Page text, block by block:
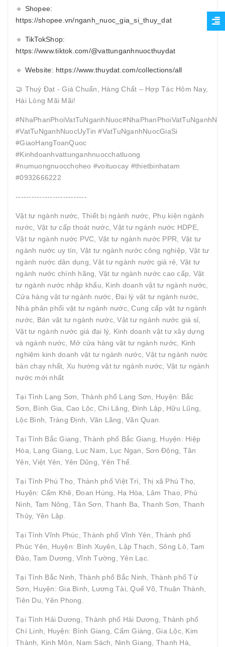
🔹 Shopee:
https://shopee.vn/nganh_nuoc_gia_si_thuy_dat
🔹 TikTokShop:
https://www.tiktok.com/@vattunganhnuocthuydat
🔹 Website: https://www.thuydat.com/collections/all
🤝 Thuý Đạt - Giá Chuẩn, Hàng Chất – Hợp Tác Hôm Nay,
Hài Lòng Mãi Mãi!
#VatTuNganhNuocUyTin #VatTuNganhNuocGiaSi
#GiaoHangToanQuoc
#Kinhdoanhvattunganhnuocchatluong
#numuongnuocchoheo #voituocay #thietbinhatam
#0932666222
---------------------------
Vật tư ngành nước, Thiết bị ngành nước, Phụ kiện ngành
nước, Vật tư cấp thoát nước, Vật tư ngành nước HDPE,
Vật tư ngành nước PVC, Vật tư ngành nước PPR, Vật tư
ngành nước uy tín, Vật tư ngành nước công nghiệp, Vật tư
ngành nước dân dụng, Vật tư ngành nước giá rẻ, Vật tư
ngành nước chính hãng, Vật tư ngành nước cao cấp, Vật
tư ngành nước nhập khẩu, Kinh doanh vật tư ngành nước,
Cửa hàng vật tư ngành nước, Đại lý vật tư ngành nước,
Nhà phân phối vật tư ngành nước, Cung cấp vật tư ngành
nước, Bán vật tư ngành nước, Vật tư ngành nước giá sỉ,
Vật tư ngành nước giá đại lý, Kinh doanh vật tư xây dựng
và ngành nước, Mở cửa hàng vật tư ngành nước, Kinh
nghiệm kinh doanh vật tư ngành nước, Vật tư ngành nước
bán chạy nhất, Xu hướng vật tư ngành nước, Vật tư ngành
nước mới nhất
Tại Tỉnh Lạng Sơn, Thành phố Lạng Sơn, Huyện: Bắc
Sơn, Bình Gia, Cao Lộc, Chi Lăng, Đình Lập, Hữu Lũng,
Lộc Bình, Tràng Định, Văn Lãng, Văn Quan.
Tại Tỉnh Bắc Giang, Thành phố Bắc Giang, Huyện: Hiệp
Hòa, Lạng Giang, Lục Nam, Lục Ngạn, Sơn Động, Tân
Yên, Việt Yên, Yên Dũng, Yên Thế.
Tại Tỉnh Phú Thọ, Thành phố Việt Trì, Thị xã Phú Thọ,
Huyện: Cẩm Khê, Đoan Hùng, Hạ Hòa, Lâm Thao, Phù
Ninh, Tam Nông, Tân Sơn, Thanh Ba, Thanh Sơn, Thanh
Thủy, Yên Lập.
Tại Tỉnh Vĩnh Phúc, Thành phố Vĩnh Yên, Thành phố
Phúc Yên, Huyện: Bình Xuyên, Lập Thạch, Sông Lô, Tam
Đảo, Tam Dương, Vĩnh Tường, Yên Lạc.
Tại Tỉnh Bắc Ninh, Thành phố Bắc Ninh, Thành phố Từ
Sơn, Huyện: Gia Bình, Lương Tài, Quế Võ, Thuận Thành,
Tiên Du, Yên Phong.
Tại Tỉnh Hải Dương, Thành phố Hải Dương, Thành phố
Chí Linh, Huyện: Bình Giang, Cẩm Giàng, Gia Lộc, Kim
Thành, Kinh Môn, Nam Sách, Ninh Giang, Thanh Hà,